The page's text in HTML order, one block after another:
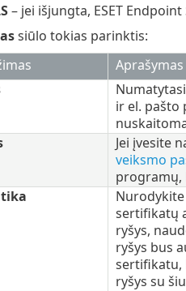
– jei išjungta, ESET
siūlo tokias parinktis:
Aprašymas
ir el. pašto
Jei įvesite
veiksmo
programų,
sertifikatų
ryšys,
ryšys bus
sertifikatu,
ryšys su